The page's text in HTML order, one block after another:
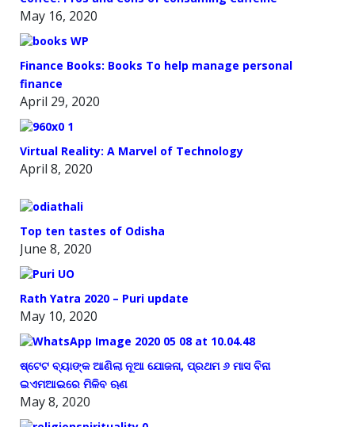
May 16, 2020
Finance Books: Books To help manage personal
finance
April 29, 2020
Virtual Reality: A Marvel of Technology
April 8, 2020
Top ten tastes of Odisha
June 8, 2020
Rath Yatra 2020 – Puri update
May 10, 2020
ଷ୍ଟେଟ ବ୍ୟାଙ୍କ ଆଣିଲା ନୂଆ ଯୋଜନା, ପ୍ରଥମ ୬ ମାସ ବିନା
ଇଏମଆଇରେ ମିଳିବ ଋଣ
May 8, 2020